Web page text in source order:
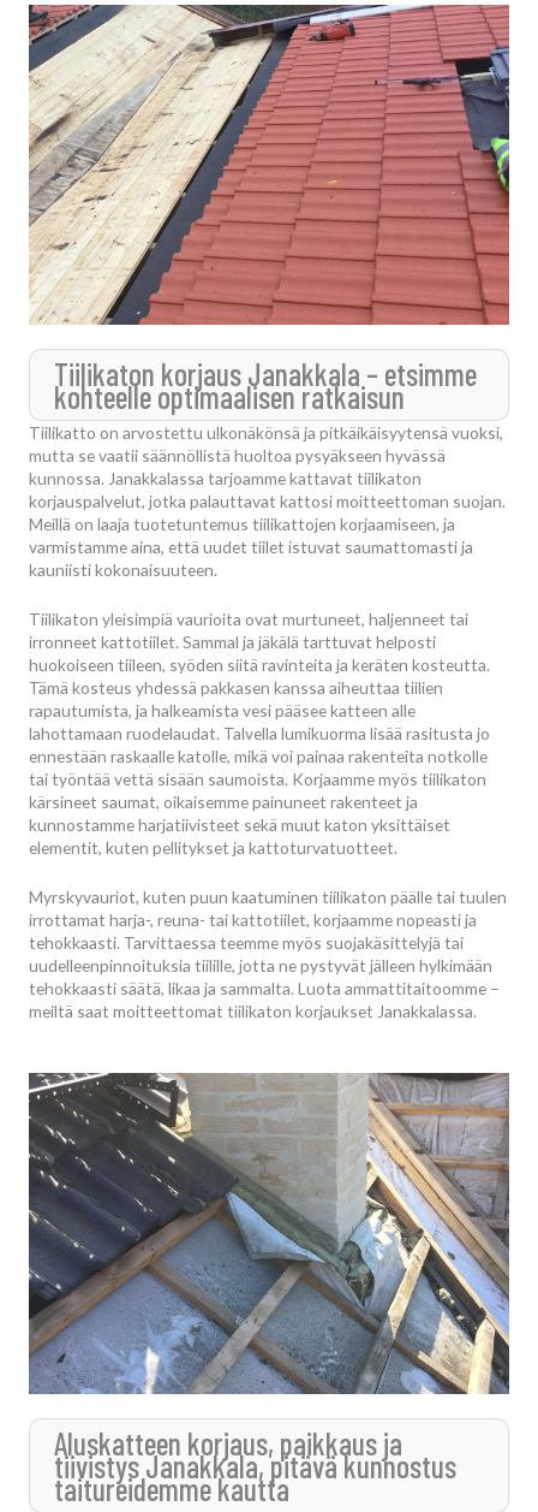
Tiilikaton korjaus Janakkala – etsimme
kohteelle optimaalisen ratkaisun
Tiilikatto on arvostettu ulkonäkönsä ja pitkäikäisyytensä vuoksi,
mutta se vaatii säännöllistä huoltoa pysyäkseen hyvässä
kunnossa. Janakkalassa tarjoamme kattavat tiilikaton
korjauspalvelut, jotka palauttavat kattosi moitteettoman suojan.
Meillä on laaja tuotetuntemus tiilikattojen korjaamiseen, ja
varmistamme aina, että uudet tiilet istuvat saumattomasti ja
kauniisti kokonaisuuteen.
Tiilikaton yleisimpiä vaurioita ovat murtuneet, haljenneet tai
irronneet kattotiilet. Sammal ja jäkälä tarttuvat helposti
huokoiseen tiileen, syöden siitä ravinteita ja keräten kosteutta.
Tämä kosteus yhdessä pakkasen kanssa aiheuttaa tiilien
rapautumista, ja halkeamista vesi pääsee katteen alle
lahottamaan ruodelaudat. Talvella lumikuorma lisää rasitusta jo
ennestään raskaalle katolle, mikä voi painaa rakenteita notkolle
tai työntää vettä sisään saumoista. Korjaamme myös tiilikaton
kärsineet saumat, oikaisemme painuneet rakenteet ja
kunnostamme harjatiivisteet sekä muut katon yksittäiset
elementit, kuten pellitykset ja kattoturvatuotteet.
Myrskyvauriot, kuten puun kaatuminen tiilikaton päälle tai tuulen
irrottamat harja-, reuna- tai kattotiilet, korjaamme nopeasti ja
tehokkaasti. Tarvittaessa teemme myös suojakäsittelyjä tai
uudelleenpinnoituksia tiilille, jotta ne pystyvät jälleen hylkimään
tehokkaasti säätä, likaa ja sammalta. Luota ammattitaitoomme –
meiltä saat moitteettomat tiilikaton korjaukset Janakkalassa.
Aluskatteen korjaus, paikkaus ja
tiivistys Janakkala, pitävä kunnostus
taitureidemme kautta